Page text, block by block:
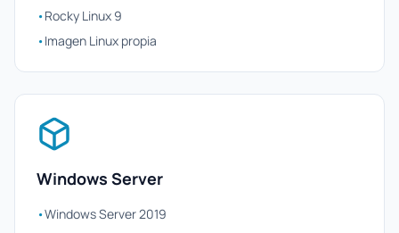
•Rocky Linux 9
•Imagen Linux propia
Windows Server
•Windows Server 2019